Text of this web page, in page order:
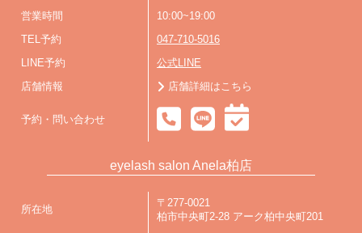
営業時間 10:00~19:00
TEL予約 047-710-5016
LINE予約 公式LINE
店舗情報 店舗詳細はこちら
予約・問い合わせ
eyelash salon Anela柏店
所在地
〒277-0021
柏市中央町2-28 アーク柏中央町201